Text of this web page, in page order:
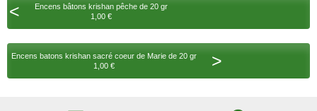
<
Encens bâtons krishan pêche de 20 gr
1,00 €
Encens batons krishan sacré coeur de Marie de 20 gr
1,00 €
>